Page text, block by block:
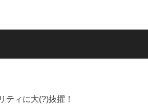
ィに大(?)抜擢！